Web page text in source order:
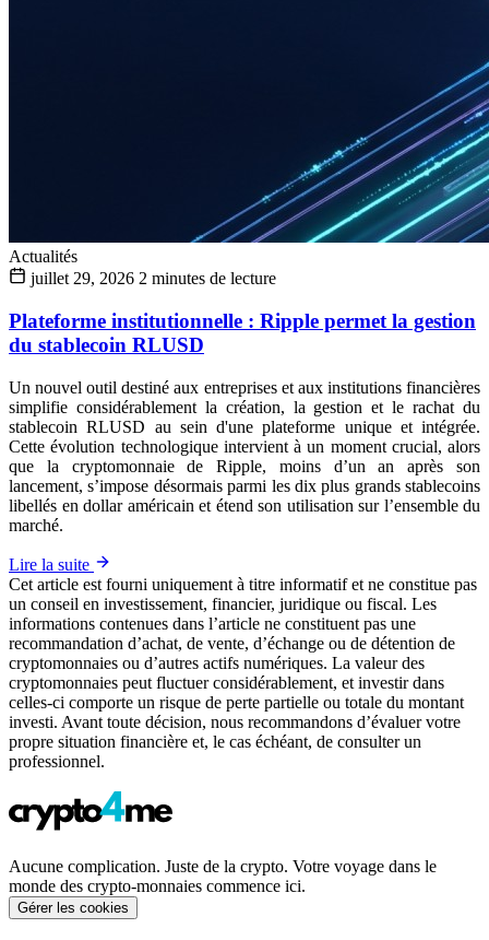
Actualités
juillet 29, 2026 2 minutes de lecture
Plateforme institutionnelle : Ripple permet la gestion
du stablecoin RLUSD
Un nouvel outil destiné aux entreprises et aux institutions financières
simplifie considérablement la création, la gestion et le rachat du
stablecoin RLUSD au sein d'une plateforme unique et intégrée.
Cette évolution technologique intervient à un moment crucial, alors
que la cryptomonnaie de Ripple, moins d’un an après son
lancement, s’impose désormais parmi les dix plus grands stablecoins
libellés en dollar américain et étend son utilisation sur l’ensemble du
marché.
Lire la suite
Cet article est fourni uniquement à titre informatif et ne constitue pas
un conseil en investissement, financier, juridique ou fiscal. Les
informations contenues dans l’article ne constituent pas une
recommandation d’achat, de vente, d’échange ou de détention de
cryptomonnaies ou d’autres actifs numériques. La valeur des
cryptomonnaies peut fluctuer considérablement, et investir dans
celles-ci comporte un risque de perte partielle ou totale du montant
investi. Avant toute décision, nous recommandons d’évaluer votre
propre situation financière et, le cas échéant, de consulter un
professionnel.
Aucune complication. Juste de la crypto. Votre voyage dans le
monde des crypto-monnaies commence ici.
Gérer les cookies